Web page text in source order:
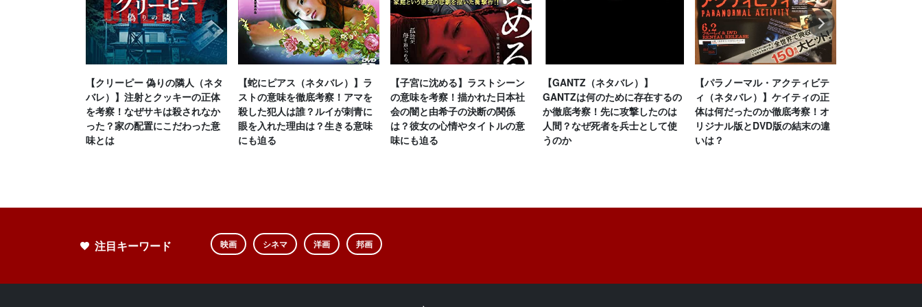
【クリーピー 偽りの隣人（ネタ
バレ）】注射とクッキーの正体
を考察！なぜサキは殺されなか
った？家の配置にこだわった意
味とは
【蛇にピアス（ネタバレ）】ラ
ストの意味を徹底考察！アマを
殺した犯人は誰？ルイが刺青に
眼を入れた理由は？生きる意味
にも迫る
【子宮に沈める】ラストシーン
の意味を考察！描かれた日本社
会の闇と由希子の決断の関係
は？彼女の心情やタイトルの意
味にも迫る
【GANTZ（ネタバレ）】
GANTZは何のために存在するの
か徹底考察！先に攻撃したのは
人間？なぜ死者を兵士として使
うのか
【パラノーマル・アクティビテ
ィ（ネタバレ）】ケイティの正
体は何だったのか徹底考察！オ
リジナル版とDVD版の結末の違
いは？
Next
注目キーワード 映画 シネマ 洋画 邦画